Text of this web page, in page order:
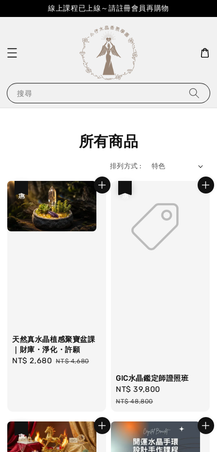
線上課程已上線～請註冊會員再購物
搜尋
所有商品
排列方式 :
天然真水晶植感聚寶盆課
｜財庫・淨化・許願
Sale
NT$ 2,680 Regular
NT$ 4,680
GIC水晶鑑定師證照班
Sale
price
NT$ 39,800
NT$ 48,800